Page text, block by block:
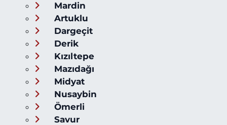
Mardin
Artuklu
Dargeçit
Derik
Kızıltepe
Mazıdağı
Midyat
Nusaybin
Ömerli
Savur